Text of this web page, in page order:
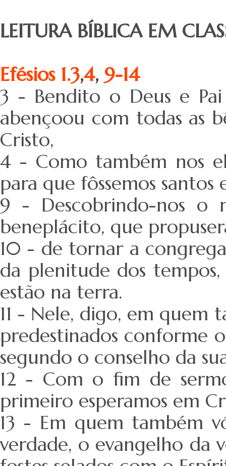
LEITURA BÍBLICA EM
Efésios 1.3,4, 9-14
3 - Bendito o Deus e Pai
abençoou com todas as
Cristo,
4 - Como também nos
para que fôssemos
9 - Descobrindo-nos o
beneplácito, que
10 - de tornar a
da plenitude dos
estão na terra.
11 - Nele, digo, em quem
predestinados conforme
segundo o conselho da
12 - Com o fim de
primeiro esperamos em
13 - Em quem também
verdade, o evangelho da